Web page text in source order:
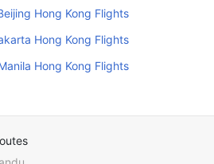
Hong Kong Flights
Hong Kong Flights
Hong Kong Flights
: